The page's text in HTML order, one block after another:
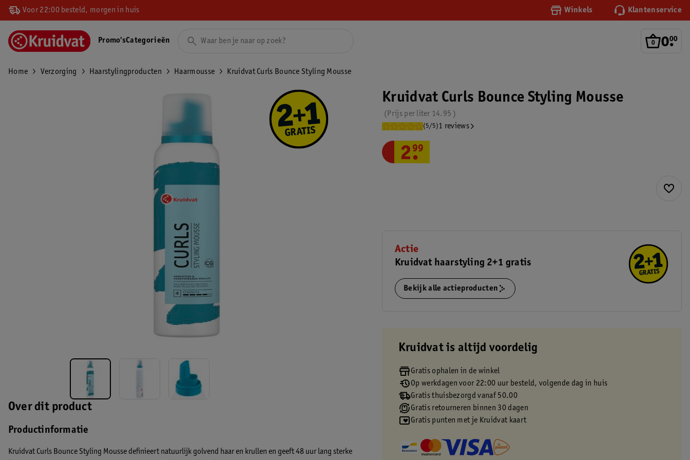
Voor 22:00 besteld, morgen in huis Winkels Klantenservice
0.
00
Promo'sCategorieën
Home Verzorging Haarstylingproducten Haarmousse Kruidvat Curls Bounce Styling Mousse
Over dit product
Productinformatie
Kruidvat Curls Bounce Styling Mousse definieert natuurlijk golvend haar en krullen en geeft 48 uur lang sterke
Kruidvat Curls Bounce Styling Mousse
14.95
Prijs per liter
(5/5)1 reviews
2.
99
Actie
Kruidvat haarstyling 2+1 gratis
Bekijk alle actieproducten
Kruidvat is altijd voordelig
Gratis ophalen in de winkel
Op werkdagen voor 22:00 uur besteld, volgende dag in huis
Gratis thuisbezorgd vanaf 50.00
Gratis retourneren binnen 30 dagen
Gratis punten met je Kruidvat kaart